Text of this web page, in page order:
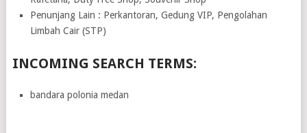
Penunjang Lain : Perkantoran, Gedung VIP, Pengolahan
Limbah Cair (STP)
INCOMING SEARCH TERMS:
bandara polonia medan